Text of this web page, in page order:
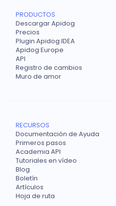
PRODUCTOS
Descargar Apidog
Precios
Plugin Apidog IDEA
Apidog Europe
API
Registro de cambios
Muro de amor
RECURSOS
Documentación de Ayuda
Primeros pasos
Academia API
Tutoriales en vídeo
Blog
Boletín
Artículos
Hoja de ruta